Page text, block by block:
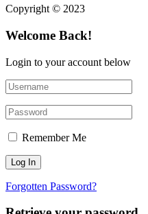
Copyright © 2023
Welcome Back!
Login to your account below
Remember Me
Forgotten Password?